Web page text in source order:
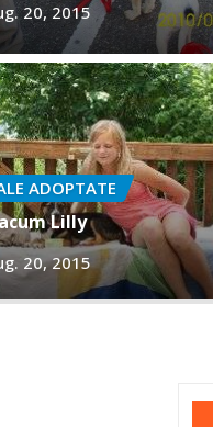
ANIMALE
20, 2015 0
20, 2015
ADOPTATE
Lilly
20, 2015